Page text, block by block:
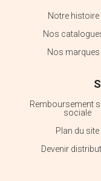
Notre histoire
Nos
Nos marques
Remboursement
sociale
Plan du site
Devenir